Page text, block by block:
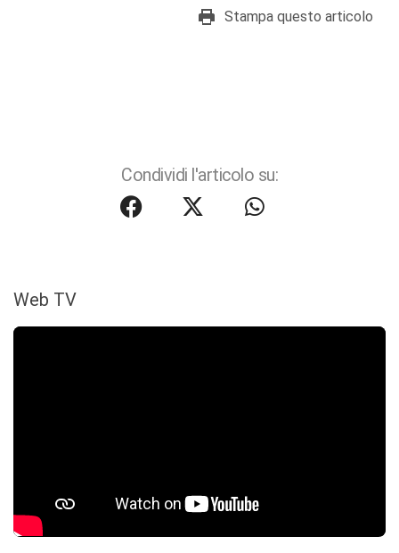
Stampa questo articolo
Condividi l'articolo su:
Web TV